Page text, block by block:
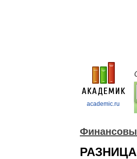
academic.ru
РАЗНИЦА